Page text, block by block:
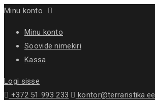
Minu konto
Minu konto
Soovide nimekiri
Kassa
Logi sisse
+372 51 993 233
kontor@terraristika.ee